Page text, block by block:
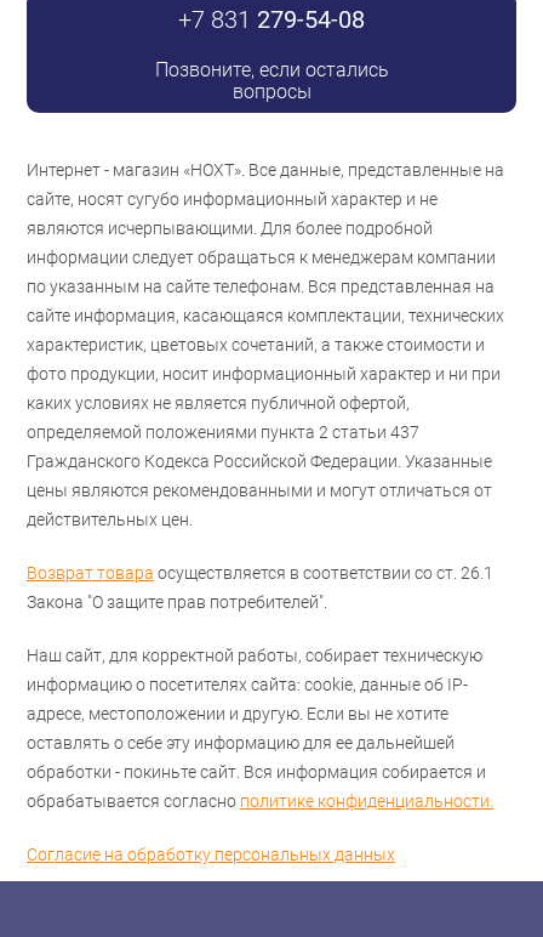
+7 831 279-54-08
Позвоните, если остались
вопросы
Интернет - магазин «НОХТ». Все данные, представленные на
сайте, носят сугубо информационный характер и не
являются исчерпывающими. Для более подробной
информации следует обращаться к менеджерам компании
по указанным на сайте телефонам. Вся представленная на
сайте информация, касающаяся комплектации, технических
характеристик, цветовых сочетаний, а также стоимости и
фото продукции, носит информационный характер и ни при
каких условиях не является публичной офертой,
определяемой положениями пункта 2 статьи 437
Гражданского Кодекса Российской Федерации. Указанные
цены являются рекомендованными и могут отличаться от
действительных цен.
Возврат товара осуществляется в соответствии со ст. 26.1
Закона "О защите прав потребителей".
Наш сайт, для корректной работы, собирает техническую
информацию о посетителях сайта: cookie, данные об IP-
адресе, местоположении и другую. Если вы не хотите
оставлять о себе эту информацию для ее дальнейшей
обработки - покиньте сайт. Вся информация собирается и
обрабатывается согласно политике конфиденциальности.
Согласие на обработку персональных данных